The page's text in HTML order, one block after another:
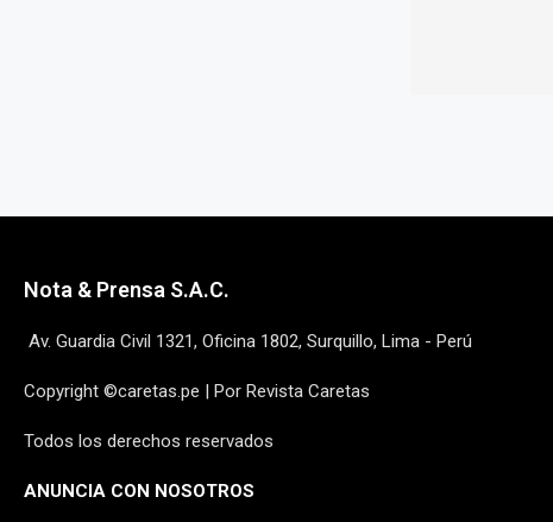
Nota & Prensa S.A.C.
Av. Guardia Civil 1321, Oficina 1802, Surquillo, Lima - Perú
Copyright ©caretas.pe | Por Revista Caretas
Todos los derechos reservados
ANUNCIA CON NOSOTROS